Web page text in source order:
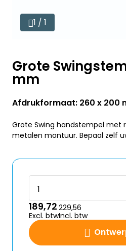
1 / 1
Grote
mm
Afdrukformaat: 260 x 200
Grote Swing handstempel
metalen montuur. Bepaal zelf
189,72
Excl. btw
229,56
Incl. btw